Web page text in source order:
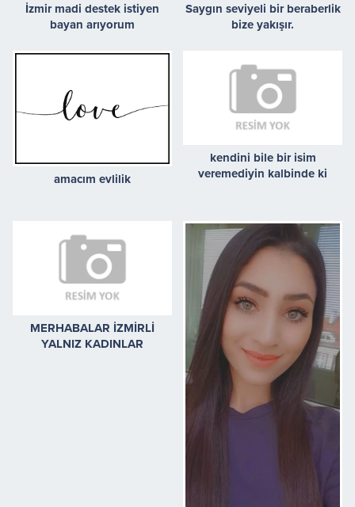
İzmir madi destek istiyen
bayan arıyorum
Saygın seviyeli bir beraberlik
bize yakışır.
amacım evlilik
kendini bile bir isim
veremediyin kalbinde ki
MERHABALAR İZMİRLİ
YALNIZ KADINLAR